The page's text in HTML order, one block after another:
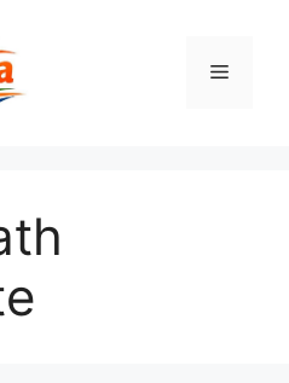
Menu